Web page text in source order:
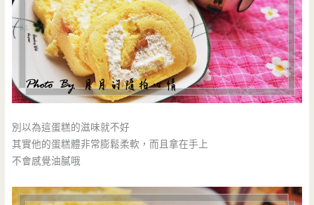
別以為這蛋糕的滋味就不好
其實他的蛋糕體非常膨鬆柔軟，而且拿在手上
不會感覺油膩哦